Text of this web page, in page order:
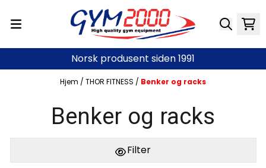
Norsk produsent siden 1991
Hjem / THOR FITNESS / Benker og racks
Benker og racks
Filter